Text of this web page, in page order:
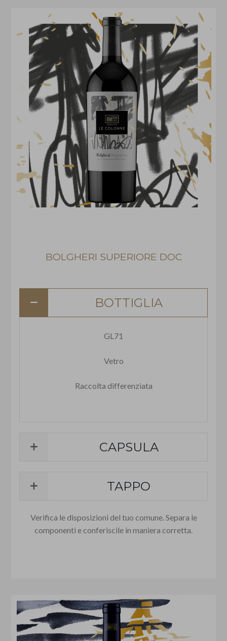
BOLGHERI SUPERIORE DOC
BOTTIGLIA
GL71
Vetro
Raccolta differenziata
CAPSULA
TAPPO
Verifica le disposizioni del tuo comune. Separa le
componenti e conferiscile in maniera corretta.